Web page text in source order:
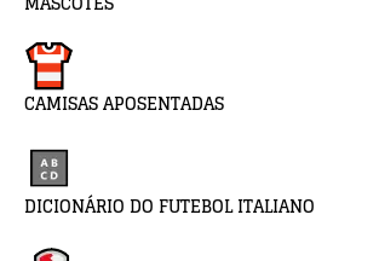
CAMISAS APOSENTADAS
DICIONÁRIO DO FUTEBOL ITALIANO